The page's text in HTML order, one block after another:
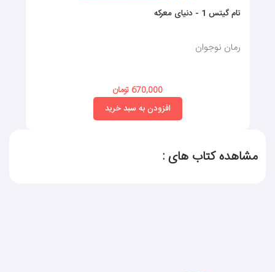
تام گیتس 1 - دنیای معرکه
رمان نوجوان
670,000 تومان
افزودن به سبد خرید
مشاهده کتاب های :